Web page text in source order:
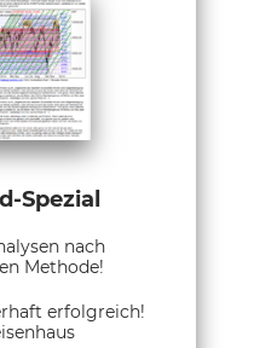
Spezial
nach
Methode!
erfolgreich!